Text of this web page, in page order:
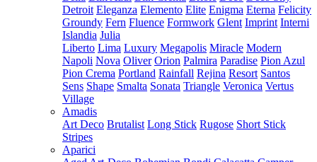
Detroit Eleganza Elemento Elite Enigma Eterna Felicity
Groundy Fern Fluence Formwork Glent Imprint Interni
Islandia Julia
Liberto Lima Luxury Megapolis Miracle Modern
Napoli Nova Oliver Orion Palmira Paradise Pion Azul
Pion Crema Portland Rainfall Rejina Resort Santos
Sens Shape Smalta Sonata Triangle Veronica Vertus
Village
Amadis
Art Deco Brutalist Long Stick Rugose Short Stick
Stripes
Aparici